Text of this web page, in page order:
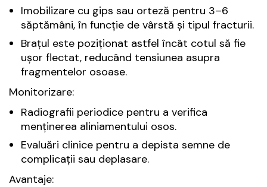
Imobilizare cu gips sau orteză pentru 3–6
săptămâni, în funcție de vârstă și tipul fracturii.
Brațul este poziționat astfel încât cotul să fie
ușor flectat, reducând tensiunea asupra
fragmentelor osoase.
Monitorizare:
Radiografii periodice pentru a verifica
menținerea aliniamentului osos.
Evaluări clinice pentru a depista semne de
complicații sau deplasare.
Avantaje: